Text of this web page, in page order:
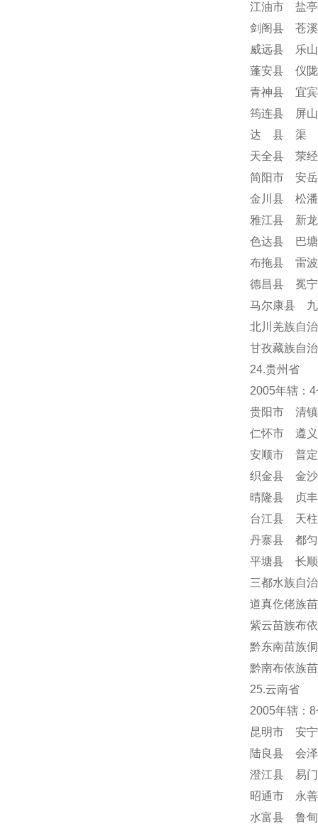
江油市 盐
剑阁县 苍
威远县 乐
蓬安县 仪
青神县 宜
筠连县 屏
达 县 渠
天全县 荥
简阳市 安
金川县 松
雅江县 新
色达县 巴
布拖县 雷
德昌县 冕
马尔康县
北川羌族自
甘孜藏族自
24.贵州省
2005年辖：
贵阳市 清
仁怀市 遵
安顺市 普
织金县 金
晴隆县 贞
台江县 天
丹寨县 都
平塘县 长
三都水族自
道真仡佬族
紫云苗族布
黔东南苗族
黔南布依族
25.云南省
2005年辖：
昆明市 安
陆良县 会
澄江县 易
昭通市 永
水富县 鲁